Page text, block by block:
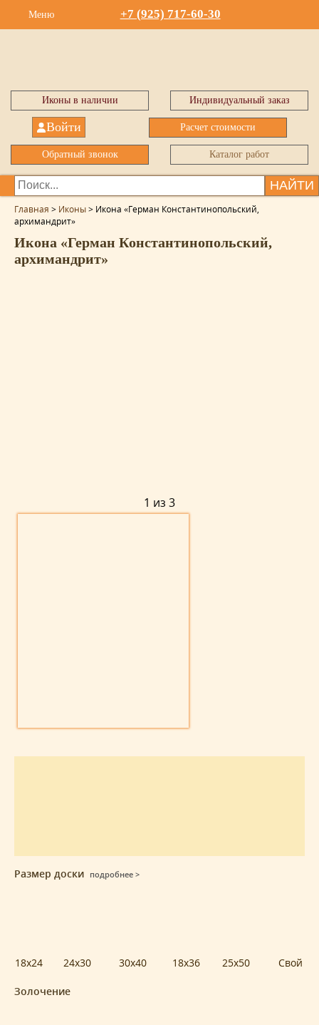
Меню +7 (925) 717-60-30
Иконы в наличии Индивидуальный заказ
Войти Расчет стоимости
Обратный звонок Каталог работ
НАЙТИ
Главная > Иконы> Икона «Герман Константинопольский,
архимандрит»
Икона «Герман Константинопольский,
архимандрит»
1 из 3
Размер доски подробнее >
18x24 24x30 30x40 18x36 25x50 Свой
Золочение